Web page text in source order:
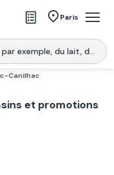
Paris
l'application
Canilhac
et promotions